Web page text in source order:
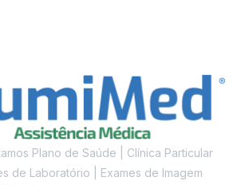
Plano de Saúde | Clínica Particular
de Laboratório | Exames de Imagem